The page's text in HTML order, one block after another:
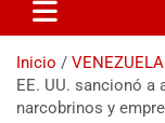
Inicio
VENEZUELA
EE. UU. sancionó a
narcobrinos y